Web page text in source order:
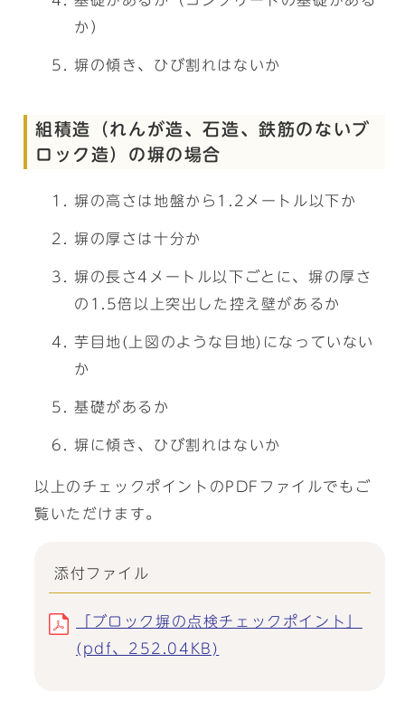
か）
塀の傾き、ひび割れはないか
組積造（れんが造、石造、鉄筋のないブ
ロック造）の塀の場合
塀の高さは地盤から1.2メートル以下か
塀の厚さは十分か
塀の長さ4メートル以下ごとに、塀の厚さ
の1.5倍以上突出した控え壁があるか
芋目地(上図のような目地)になっていない
か
基礎があるか
塀に傾き、ひび割れはないか
以上のチェックポイントのPDFファイルでもご
覧いただけます。
添付ファイル
「ブロック塀の点検チェックポイント」
(pdf、252.04KB)